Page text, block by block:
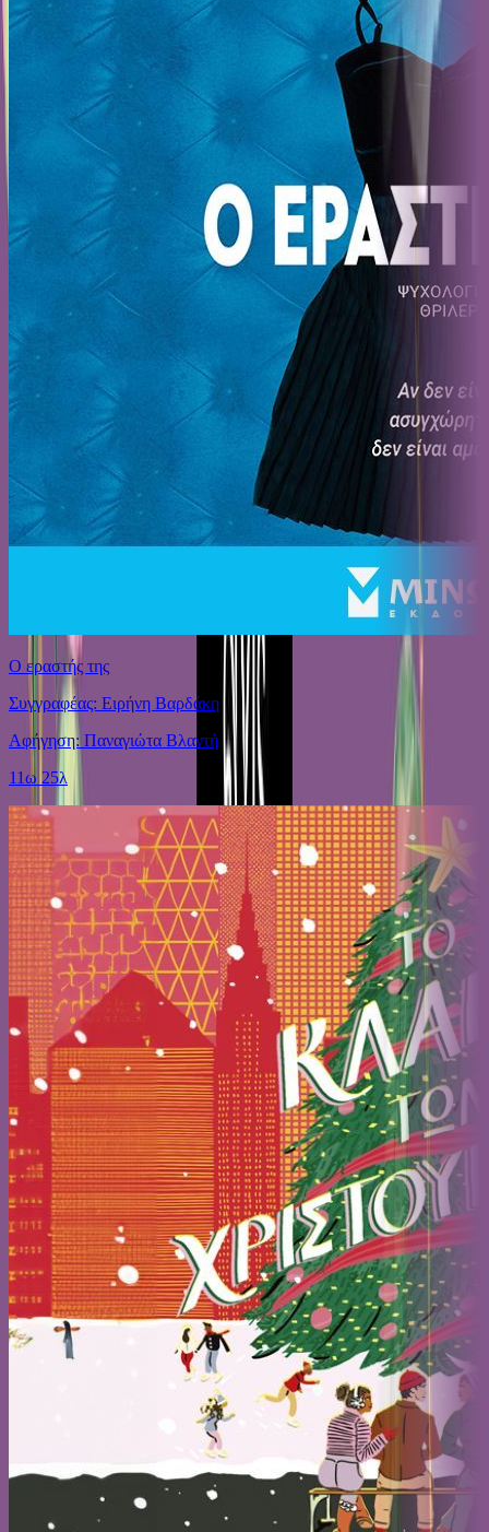
Ο εραστής της
Συγγραφέας: Ειρήνη Βαρδάκη
Αφήγηση: Παναγιώτα Βλαντή
11ω 25λ